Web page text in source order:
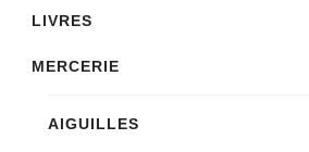
LIVRES
MERCERIE
AIGUILLES